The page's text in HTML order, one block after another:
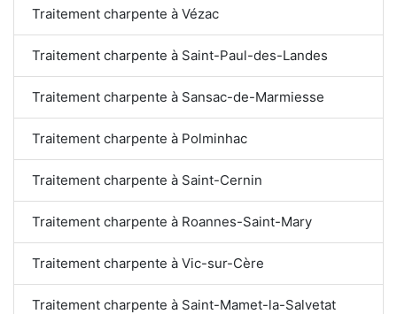
Traitement charpente à Vézac
Traitement charpente à Saint-Paul-des-Landes
Traitement charpente à Sansac-de-Marmiesse
Traitement charpente à Polminhac
Traitement charpente à Saint-Cernin
Traitement charpente à Roannes-Saint-Mary
Traitement charpente à Vic-sur-Cère
Traitement charpente à Saint-Mamet-la-Salvetat